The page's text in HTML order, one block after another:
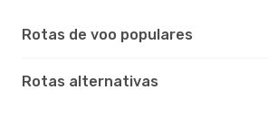
Rotas de voo populares
Rotas alternativas